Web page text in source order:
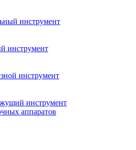
инструмент
инструмент
инструмент
инструмент
аппаратов